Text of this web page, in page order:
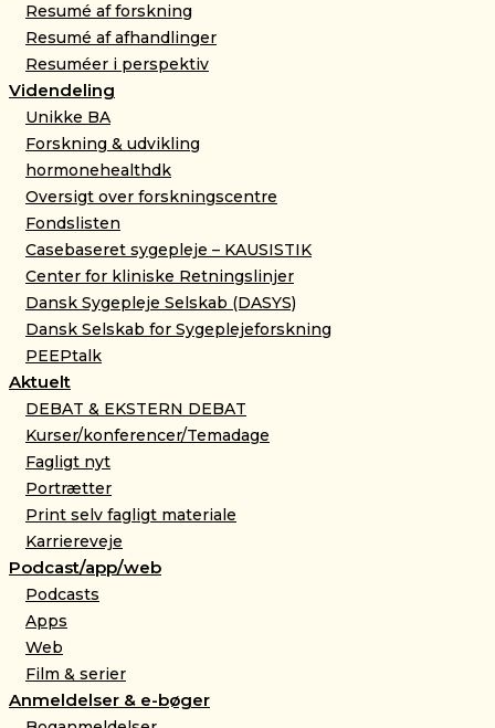
Resumé af forskning
Resumé af afhandlinger
Resuméer i perspektiv
Videndeling
Unikke BA
Forskning & udvikling
hormonehealthdk
Oversigt over forskningscentre
Fondslisten
Casebaseret sygepleje – KAUSISTIK
Center for kliniske Retningslinjer
Dansk Sygepleje Selskab (DASYS)
Dansk Selskab for Sygeplejeforskning
PEEPtalk
Aktuelt
DEBAT & EKSTERN DEBAT
Kurser/konferencer/Temadage
Fagligt nyt
Portrætter
Print selv fagligt materiale
Karriereveje
Podcast/app/web
Podcasts
Apps
Web
Film & serier
Anmeldelser & e-bøger